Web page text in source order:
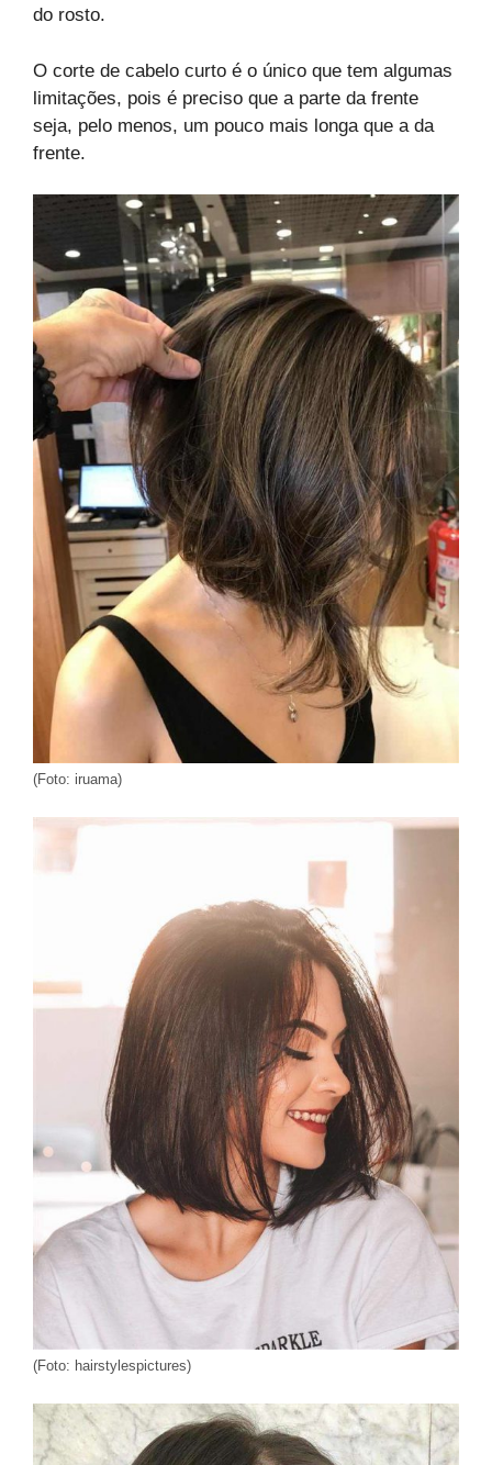
do rosto.
O corte de cabelo curto é o único que tem algumas
limitações, pois é preciso que a parte da frente
seja, pelo menos, um pouco mais longa que a da
frente.
(Foto: iruama)
(Foto: hairstylespictures)